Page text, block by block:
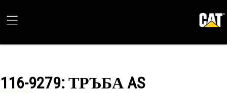
116-9279: ТРЪБА AS